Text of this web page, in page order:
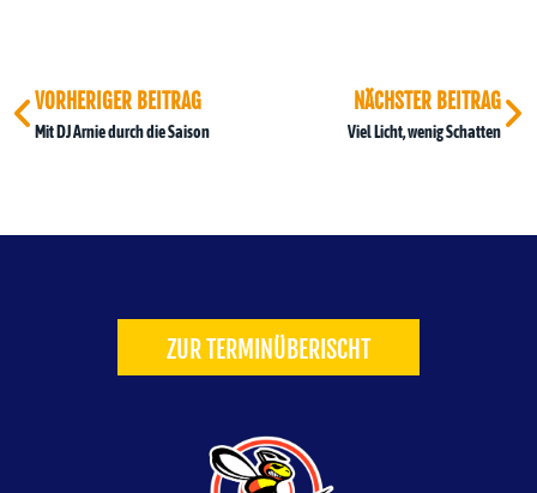
VORHERIGER BEITRAG
Mit DJ Arnie durch die Saison
NÄCHSTER BEITRAG
Viel Licht, wenig Schatten
ZUR TERMINÜBERISCHT